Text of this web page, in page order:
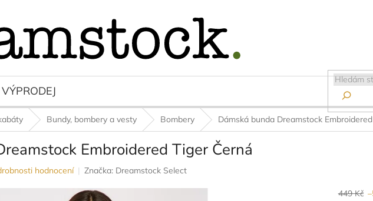
VÝPRODEJ 
Bundy, bombery a vesty Bombery Dámská bunda Dreamstock
Embroidered Tiger Černá
hodnocení Značka: Dreamstock Select
449 Kč